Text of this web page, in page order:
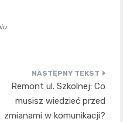
Remont ul. Szkolnej: Co
musisz wiedzieć przed
zmianami w komunikacji?